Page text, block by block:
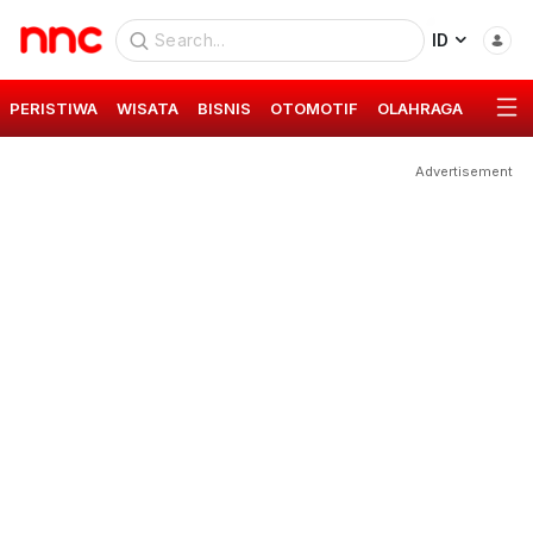
ID
PERISTIWA WISATA BISNIS OTOMOTIF OLAHRAGA GAYA
Advertisement